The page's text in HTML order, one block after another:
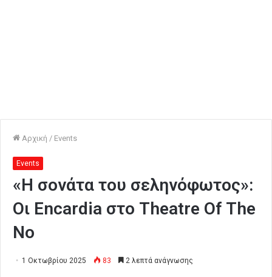
Αρχική / Events
Events
«Η σονάτα του σεληνόφωτος»:
Οι Encardia στο Theatre Of The
No
1 Οκτωβρίου 2025 83 2 λεπτά ανάγνωσης